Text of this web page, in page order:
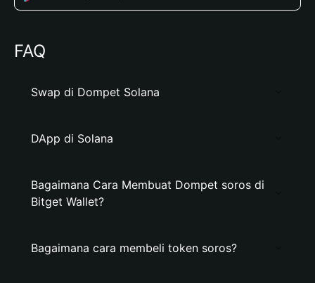
FAQ
Swap di Dompet Solana
DApp di Solana
Bagaimana Cara Membuat Dompet soros di
Bitget Wallet?
Bagaimana cara membeli token soros?